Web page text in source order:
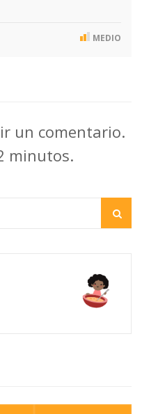
MEDIO
un comentario.
minutos.